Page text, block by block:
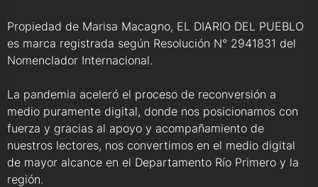
Propiedad de Marisa Macagno, EL DIARIO DEL PUEBLO
es marca registrada según Resolución N° 2941831 del
Nomenclador Internacional.
La pandemia aceleró el proceso de reconversión a
medio puramente digital, donde nos posicionamos con
fuerza y gracias al apoyo y acompañamiento de
nuestros lectores, nos convertimos en el medio digital
de mayor alcance en el Departamento Río Primero y la
región.